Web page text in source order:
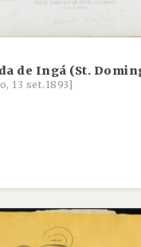
de Ingá (St.
13 set.1893]